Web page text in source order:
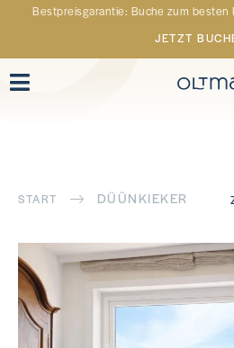
Bestpreisgarantie: Buche zum besten
JETZT
START DÜÜNKIEKER